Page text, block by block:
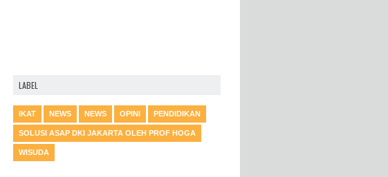
LABEL
IKAT NEWS NEWS OPINI PENDIDIKAN
SOLUSI ASAP DKI JAKARTA OLEH PROF HOGA
WISUDA